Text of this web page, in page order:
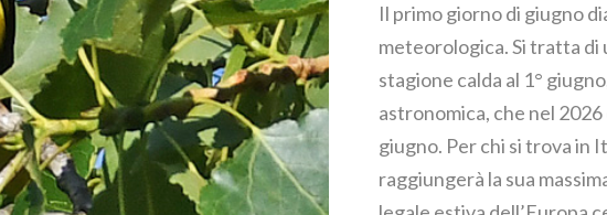
Il primo giorno di giugno
meteorologica. Si tratta di
stagione calda al 1°
astronomica, che nel
giugno. Per chi si trova in
raggiungerà la sua